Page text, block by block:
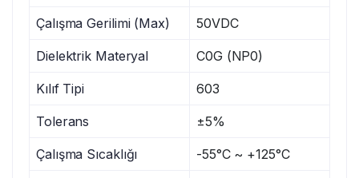
Çalışma Gerilimi (Max) 50VDC
Dielektrik Materyal C0G (NP0)
Kılıf Tipi 603
Tolerans ±5%
Çalışma Sıcaklığı -55°C ~ +125°C